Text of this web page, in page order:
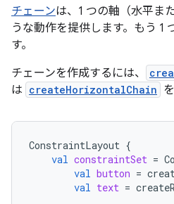
チェーンは、1 つの軸（水平ま
うな動作を提供します。もう 1
す。
チェーンを作成するには、
は createHorizontalChain
ConstraintLayout {
val constraintSet =
val button =
val text =